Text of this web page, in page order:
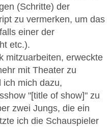
(Schritte) der
zu vermerken, um das
einer der
etc.).
mitzuarbeiten, erweckte
mit Theater zu
ich mich dazu,
"[title of show]" zu
zwei Jungs, die ein
ich die Schauspieler